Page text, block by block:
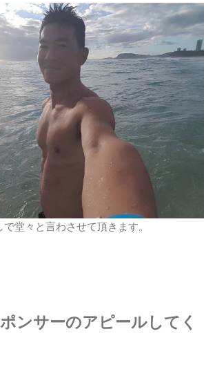
で堂々と言わさせて頂きます。
ンサーのアピールしてく